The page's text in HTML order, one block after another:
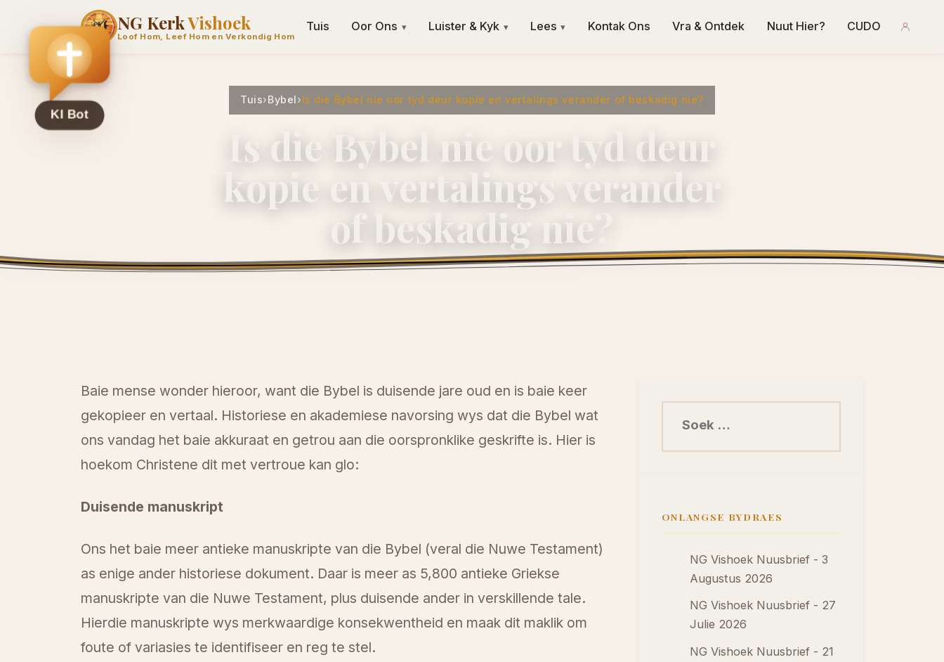
NG KerkVishoek
Loof Hom, Leef Hom en Verkondig Hom
Tuis Oor Ons ▾ Luister & Kyk ▾ Lees ▾ Kontak Ons Vra & Ontdek Nuut Hier? CUDO
Tuis›Bybel›Is die Bybel nie oor tyd deur kopie en vertalings verander of beskadig nie?
Is die Bybel nie oor tyd deur
kopie en vertalings verander
of beskadig nie?
28 Junie 2025·ngvishoek
Baie mense wonder hieroor, want die Bybel is duisende jare oud en is baie keer
gekopieer en vertaal. Historiese en akademiese navorsing wys dat die Bybel wat
ons vandag het baie akkuraat en getrou aan die oorspronklike geskrifte is. Hier is
hoekom Christene dit met vertroue kan glo:
Duisende manuskript
Ons het baie meer antieke manuskripte van die Bybel (veral die Nuwe Testament)
as enige ander historiese dokument. Daar is meer as 5,800 antieke Griekse
manuskripte van die Nuwe Testament, plus duisende ander in verskillende tale.
Hierdie manuskripte wys merkwaardige konsekwentheid en maak dit maklik om
foute of variasies te identifiseer en reg te stel.
ONLANGSE BYDRAES
NG Vishoek Nuusbrief - 3
Augustus 2026
NG Vishoek Nuusbrief - 27
Julie 2026
NG Vishoek Nuusbrief - 21